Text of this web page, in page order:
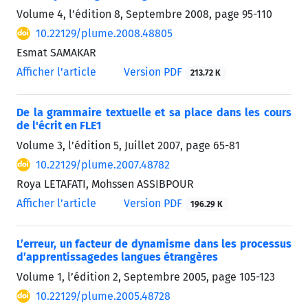
Volume 4, l’édition 8, Septembre 2008, page 95-110
10.22129/plume.2008.48805
Esmat SAMAKAR
Afficher l’article
Version PDF 213.72 K
De la grammaire textuelle et sa place dans les cours
de l'écrit en FLE1
Volume 3, l’édition 5, Juillet 2007, page 65-81
10.22129/plume.2007.48782
Roya LETAFATI, Mohssen ASSIBPOUR
Afficher l’article
Version PDF 196.29 K
L’erreur, un facteur de dynamisme dans les processus
d’apprentissagedes langues étrangères
Volume 1, l’édition 2, Septembre 2005, page 105-123
10.22129/plume.2005.48728